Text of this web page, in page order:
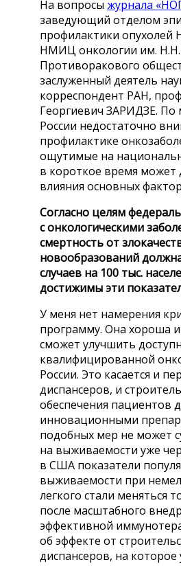
На вопросы журнала
заведующий отделом
профилактики опухолей
НМИЦ онкологии им. Н.Н.
Противоракового
заслуженный деятель
корреспондент РАН,
Георгиевич ЗАРИДЗЕ. По
России недостаточно
профилактике
ощутимые на
в короткое время может
влияния основных
Согласно целям
с онкологическими
смертность от
новообразований
случаев на 100 тыс.
достижимы эти
У меня нет намерения
программу. Она хороша
сможет улучшить
квалифицированной
России. Это касается и
диспансеров, и
обеспечения пациентов
инновационными
подобных мер не может
на выживаемости уже
в США показатели
выживаемости при
легкого стали меняться
после масштабного
эффективной
об эффекте от
диспансеров, на которое